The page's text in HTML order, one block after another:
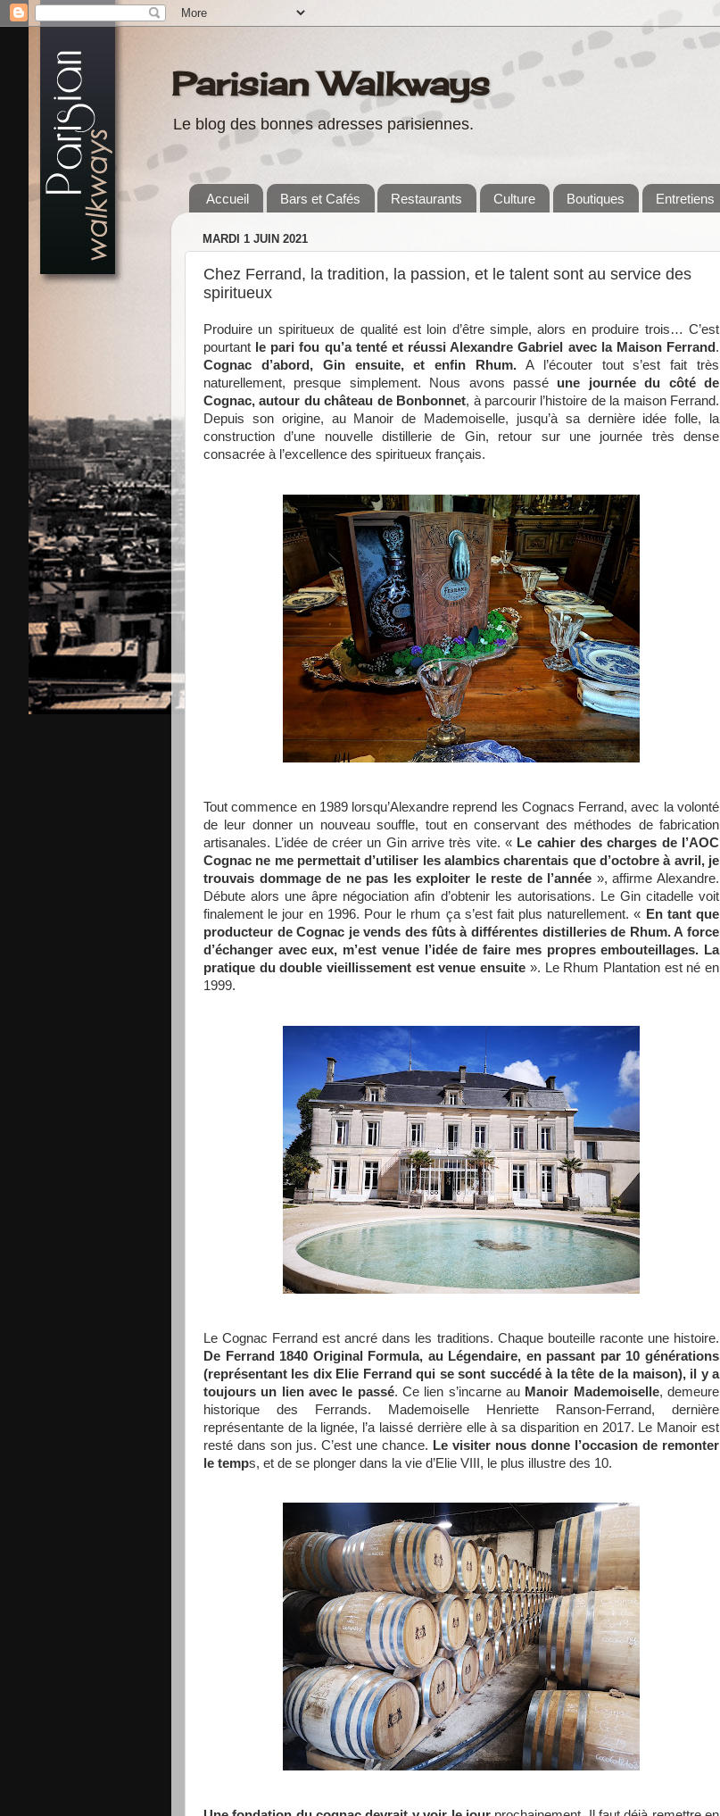
Parisian Walkways
Le blog des bonnes adresses parisiennes.
Accueil Bars et Cafés Restaurants Culture Boutiques Entretiens
MARDI 1 JUIN 2021
Chez Ferrand, la tradition, la passion, et le talent sont au service des
spiritueux
Produire un spiritueux de qualité est loin d’être simple, alors en produire trois… C’est
pourtant le pari fou qu’a tenté et réussi Alexandre Gabriel avec la Maison Ferrand.
Cognac d’abord, Gin ensuite, et enfin Rhum. A l’écouter tout s’est fait très
naturellement, presque simplement. Nous avons passé une journée du côté de
Cognac, autour du château de Bonbonnet, à parcourir l’histoire de la maison Ferrand.
Depuis son origine, au Manoir de Mademoiselle, jusqu’à sa dernière idée folle, la
construction d’une nouvelle distillerie de Gin, retour sur une journée très dense
consacrée à l’excellence des spiritueux français.
Tout commence en 1989 lorsqu’Alexandre reprend les Cognacs Ferrand, avec la volonté
de leur donner un nouveau souffle, tout en conservant des méthodes de fabrication
artisanales. L’idée de créer un Gin arrive très vite. « Le cahier des charges de l’AOC
Cognac ne me permettait d’utiliser les alambics charentais que d’octobre à avril, je
trouvais dommage de ne pas les exploiter le reste de l’année », affirme Alexandre.
Débute alors une âpre négociation afin d’obtenir les autorisations. Le Gin citadelle voit
finalement le jour en 1996. Pour le rhum ça s’est fait plus naturellement. « En tant que
producteur de Cognac je vends des fûts à différentes distilleries de Rhum. A force
d’échanger avec eux, m’est venue l’idée de faire mes propres embouteillages. La
pratique du double vieillissement est venue ensuite ». Le Rhum Plantation est né en
1999.
Le Cognac Ferrand est ancré dans les traditions. Chaque bouteille raconte une histoire.
De Ferrand 1840 Original Formula, au Légendaire, en passant par 10 générations
(représentant les dix Elie Ferrand qui se sont succédé à la tête de la maison), il y a
toujours un lien avec le passé. Ce lien s’incarne au Manoir Mademoiselle, demeure
historique des Ferrands. Mademoiselle Henriette Ranson-Ferrand, dernière
représentante de la lignée, l’a laissé derrière elle à sa disparition en 2017. Le Manoir est
resté dans son jus. C’est une chance. Le visiter nous donne l’occasion de remonter
le temps, et de se plonger dans la vie d’Elie VIII, le plus illustre des 10.